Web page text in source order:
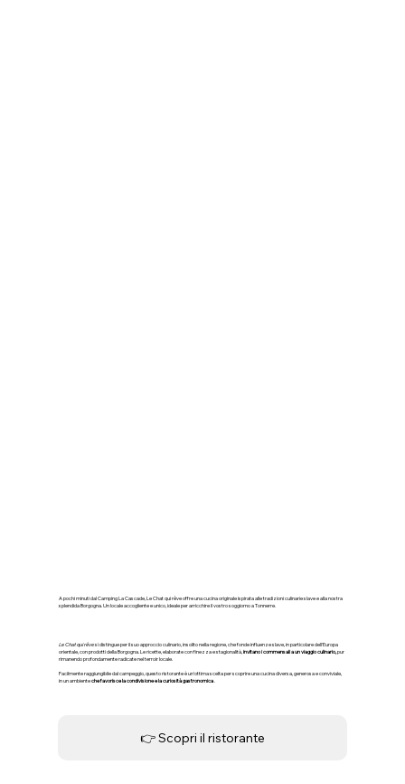
A pochi minuti dal Camping La Cascade, Le Chat qui rêve offre una cucina originale ispirata alle tradizioni culinarie slave e alla nostra
splendida Borgogna. Un locale accogliente e unico, ideale per arricchire il vostro soggiorno a Tonnerre.
Le Chat qui rêvesi distingue per il suo approccio culinario, insolito nella regione, che fonde influenze slave, in particolare dell'Europa
orientale, con prodotti della Borgogna. Le ricette, elaborate con finezza e stagionalità,invitano i commensali a un viaggio culinario, pur
rimanendo profondamente radicate nel terroir locale.
Facilmente raggiungibile dal campeggio, questo ristorante è un'ottima scelta per scoprire una cucina diversa, generosa e conviviale,
in un ambienteche favorisce la condivisione e la curiosità gastronomica
👉 Scopri il ristorante